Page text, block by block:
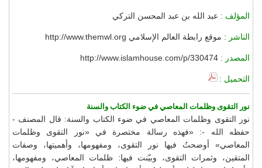
المؤلف : عبد الله بن عبد المحسن التركي
الناشر : موقع رابطة العالم الإسلامي http://www.themwl.org
المصدر : http://www.islamhouse.com/p/330474
التحميل :
نور التقوى وظلمات المعاصي في ضوء الكتاب والسنة
نور التقوى وظلمات المعاصي في ضوء الكتاب والسنة: قال المصنف -
حفظه الله -: «فهذه رسالة مختصرة في «نور التقوى وظلمات
المعاصي» أوضحتُ فيها نور التقوى، ومفهومها، وأهميتها، وصفات
المتقين، وثمرات التقوى، وبيّنت فيها: ظلمات المعاصي، ومفهومها،